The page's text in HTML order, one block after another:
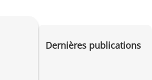
Dernières publications